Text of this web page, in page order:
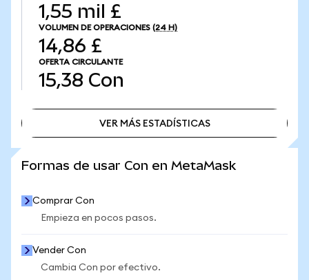
1,55 mil £
VOLUMEN DE OPERACIONES (24 H)
14,86 £
OFERTA CIRCULANTE
15,38 Con
VER MÁS ESTADÍSTICAS
Formas de usar Con en MetaMask
Comprar Con
Empieza en pocos pasos.
Vender Con
Cambia Con por efectivo.